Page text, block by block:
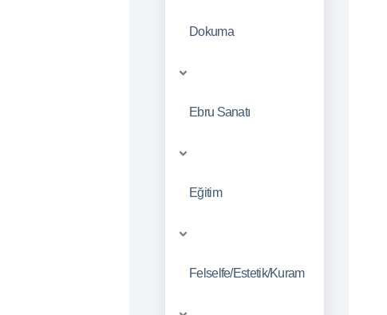
Dokuma
Ebru Sanatı
Eğitim
Felselfe/Estetik/Kuram